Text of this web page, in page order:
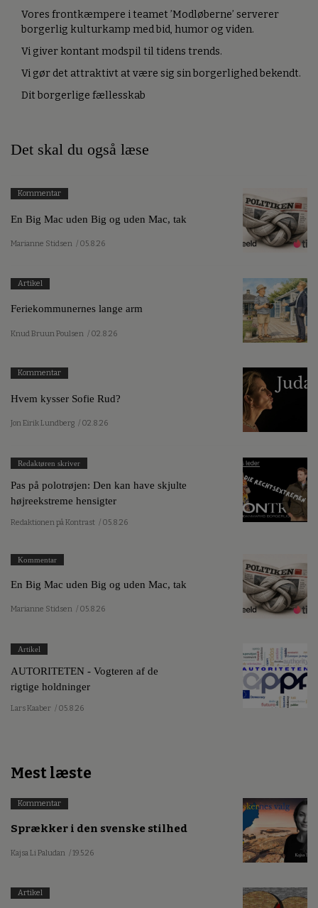
Vores frontkæmpere i teamet ’Modløberne’ serverer
borgerlig kulturkamp med bid, humor og viden.
Vi giver kontant modspil til tidens trends.
Vi gør det attraktivt at være sig sin borgerlighed bekendt.
Dit borgerlige fællesskab
Det skal du også læse
Kommentar
En Big Mac uden Big og uden Mac, tak
Marianne Stidsen / 05.8.26
Artikel
Feriekommunernes lange arm
Knud Bruun Poulsen / 02.8.26
Kommentar
Hvem kysser Sofie Rud?
Jon Eirik Lundberg / 02.8.26
Redaktøren skriver
Pas på polotrøjen: Den kan have skjulte
højreekstreme hensigter
Redaktionen på Kontrast / 05.8.26
Kommentar
En Big Mac uden Big og uden Mac, tak
Marianne Stidsen / 05.8.26
Artikel
AUTORITETEN - Vogteren af de
rigtige holdninger
Lars Kaaber / 05.8.26
Mest læste
Kommentar
Sprækker i den svenske stilhed
Kajsa Li Paludan / 19.5.26
Artikel